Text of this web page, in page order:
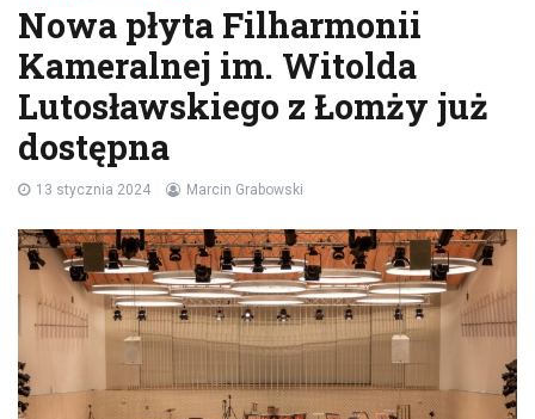
Nowa płyta Filharmonii
Kameralnej im. Witolda
Lutosławskiego z Łomży już
dostępna
13 stycznia 2024 Marcin Grabowski